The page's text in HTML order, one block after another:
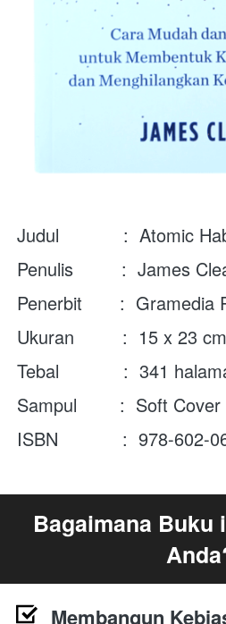
Judul            : Atomic
Penulis         :  James
Penerbit       :  Gramedia
Ukuran         :  15 x 23 cm
Tebal            :  341
Sampul        :  Soft Cover
ISBN            :  978-602-
Bagaimana Buku
Membangun